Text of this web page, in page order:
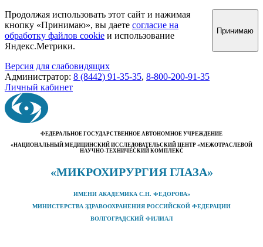
Продолжая использовать этот сайт и нажимая
кнопку «Принимаю», вы даете согласие на
обработку файлов cookie и использование
Яндекс.Метрики.
Принимаю
Версия для слабовидящих
Администратор: 8 (8442) 91-35-35, 8-800-200-91-35
Личный кабинет
ФЕДЕРАЛЬНОЕ ГОСУДАРСТВЕННОЕ АВТОНОМНОЕ УЧРЕЖДЕНИЕ
«НАЦИОНАЛЬНЫЙ МЕДИЦИНСКИЙ ИССЛЕДОВАТЕЛЬСКИЙ ЦЕНТР «МЕЖОТРАСЛЕВОЙ
НАУЧНО-ТЕХНИЧЕСКИЙ КОМПЛЕКС
«МИКРОХИРУРГИЯ ГЛАЗА»
ИМЕНИ АКАДЕМИКА С.Н. ФЕДОРОВА»
МИНИСТЕРСТВА ЗДРАВООХРАНЕНИЯ РОССИЙСКОЙ ФЕДЕРАЦИИ
ВОЛГОГРАДСКИЙ ФИЛИАЛ